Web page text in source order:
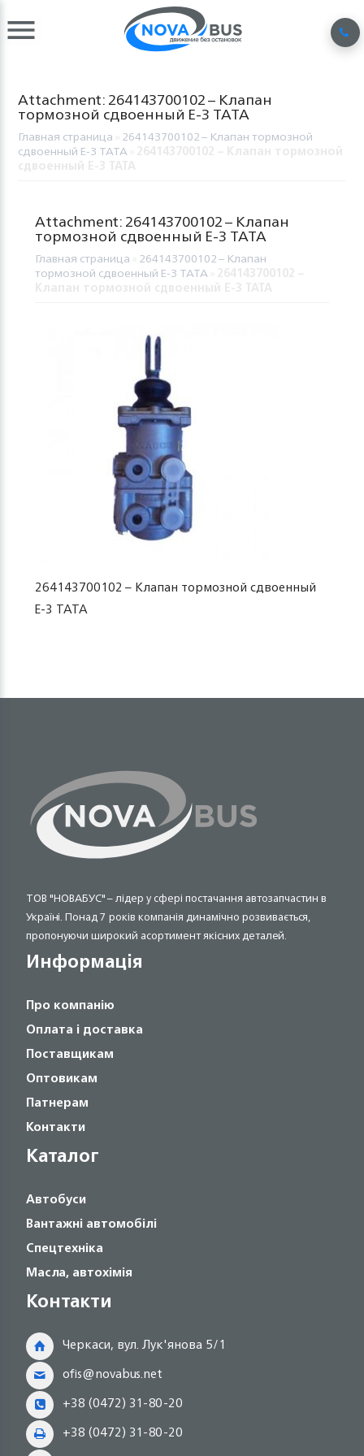
Attachment: 264143700102 – Клапан
тормозной сдвоенный Е-3 TATA
Главная страница 264143700102 – Клапан тормозной
сдвоенный Е-3 TATA
Attachment: 264143700102 – Клапан
тормозной сдвоенный Е-3 TATA
Главная страница 264143700102 – Клапан
тормозной сдвоенный Е-3 TATA»
264143700102 – Клапан тормозной сдвоенный
Е-3 TATA
ТОВ "НОВАБУС" – лідер у сфері постачання автозапчастин в
Україні. Понад 7 років компанія динамічно розвивається,
пропонуючи широкий асортимент якісних деталей.
Информація
Про компанію
Оплата і доставка
Поставщикам
Оптовикам
Патнерам
Контакти
Каталог
Автобуси
Вантажні автомобілі
Спецтехніка
Масла, автохімія
Контакти
Черкаси, вул. Лук'янова 5/1
ofis@novabus.net
+38 (0472) 31-80-20
+38 (0472) 31-80-20